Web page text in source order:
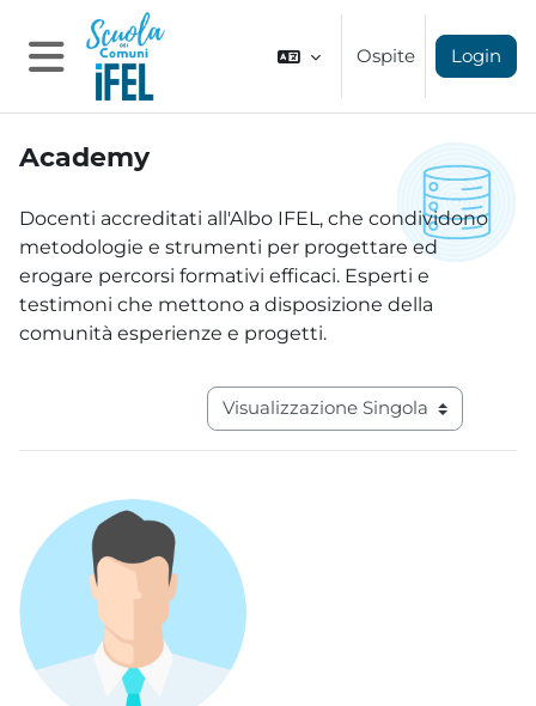
Vai al contenuto principale
Pannello laterale
Ospite Login
Academy
Docenti accreditati all'Albo IFEL, che condividono
metodologie e strumenti per progettare ed
erogare percorsi formativi efficaci. Esperti e
testimoni che mettono a disposizione della
comunità esperienze e progetti.
Navigazione terziaria modalità